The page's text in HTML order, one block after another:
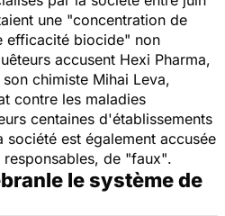
une "concentration de
efficacité biocide" non
accusent Hexi Pharma,
chimiste Mihai Leva,
contre les maladies
centaines d'établissements
société est également accusée
responsables, de "faux".
le système de